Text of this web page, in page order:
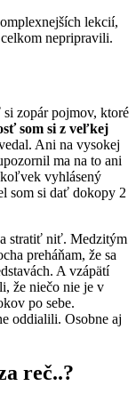
lekcií,
nepripravili.
zopár pojmov, ktoré
som si z veľkej
Ani na vysokej
ma na to ani
vyhlásený
som si dať dokopy 2
stratiť niť. Medzitým
preháňam, že sa
A vzápätí
že niečo nie je v
po sebe.
oddialili. Osobne aj
reč..?